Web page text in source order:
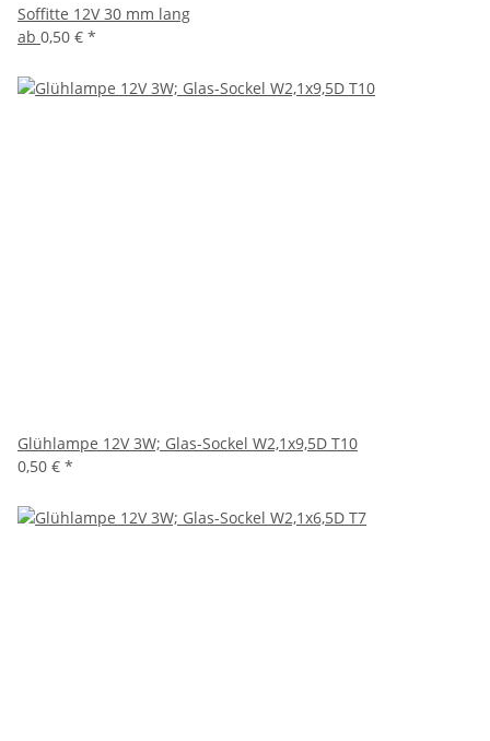
Soffitte 12V 30 mm lang
ab 0,50 € *
Glühlampe 12V 3W; Glas-Sockel W2,1x9,5D T10
0,50 € *